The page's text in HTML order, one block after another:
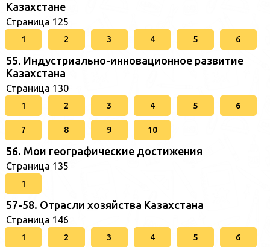
Казахстане
Страница 125
1 2 3 4 5 6
55. Индустриально-инновационное развитие
Казахстана
Страница 130
1 2 3 4 5 6
7 8 9 10
56. Мои географические достижения
Страница 135
1
57-58. Отрасли хозяйства Казахстана
Страница 146
1 2 3 4 5 6